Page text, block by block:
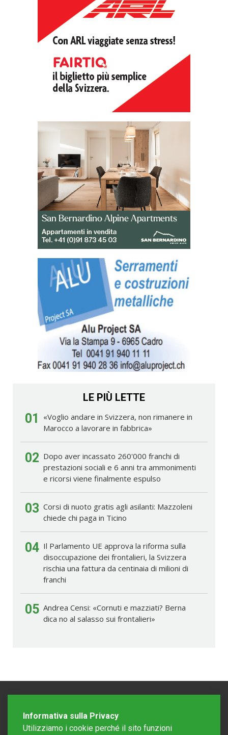
LE PIÙ LETTE
01
«Voglio andare in Svizzera, non rimanere in
Marocco a lavorare in fabbrica»
02 Dopo aver incassato 260'000 franchi di
prestazioni sociali e 6 anni tra ammonimenti
e ricorsi viene finalmente espulso
03 Corsi di nuoto gratis agli asilanti: Mazzoleni
chiede chi paga in Ticino
04 Il Parlamento UE approva la riforma sulla
disoccupazione dei frontalieri, la Svizzera
rischia una fattura da centinaia di milioni di
franchi
05 Andrea Censi: «Cornuti e mazziati? Berna
dica no al salasso sui frontalieri»
Informativa sulla Privacy
Utilizziamo i cookie perché il sito funzioni